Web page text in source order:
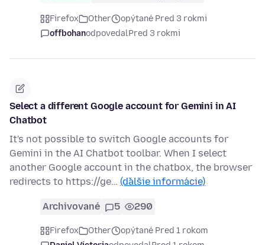
Firefox Other
opýtané Pred 3 rokmi
offbohanodpovedalPred 3 rokmi
Select a different Google account for Gemini in AI
Chatbot
It's not possible to switch Google accounts for
Gemini in the AI Chatbot toolbar. When I select
another Google account in the chatbox, the browser
redirects to https://ge… (ďalšie informácie)
Archivované 5 290
Firefox Other
opýtané Pred 1 rokom